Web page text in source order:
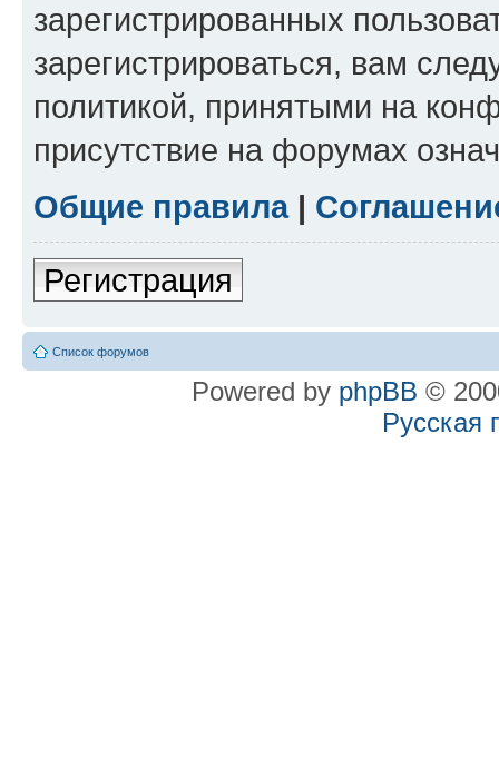
зарегистрированных
зарегистрироваться, вам
политикой, принятыми на
присутствие на форумах
Общие правила|
Регистрация
Список форумов
Powered by phpBB ©
Русская